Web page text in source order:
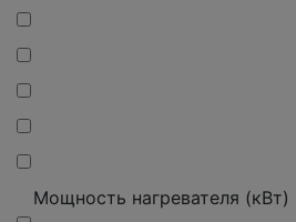
Мощность нагревателя (кВт)